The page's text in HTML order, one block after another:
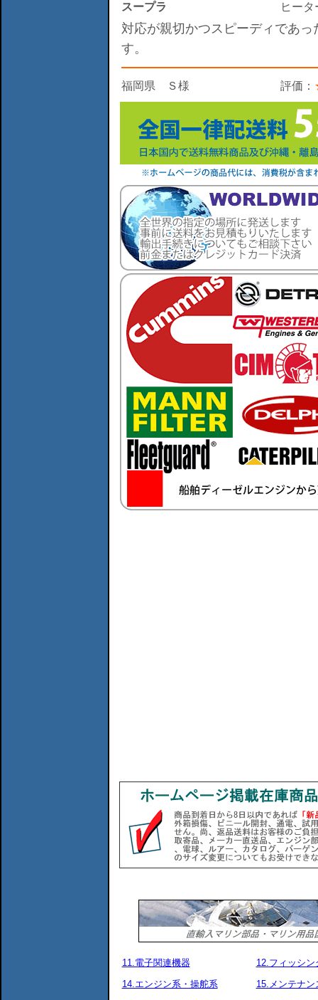
11.電子関連機器
12.フィッシン
14.エンジン系・操舵系
15.メンテナン